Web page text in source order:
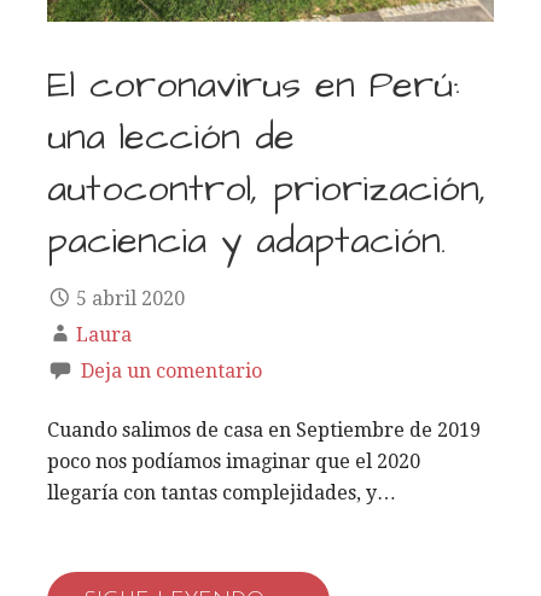
El coronavirus en Perú:
una lección de
autocontrol, priorización,
paciencia y adaptación.
5 abril 2020
Laura
Deja un comentario
Cuando salimos de casa en Septiembre de 2019
poco nos podíamos imaginar que el 2020
llegaría con tantas complejidades, y…